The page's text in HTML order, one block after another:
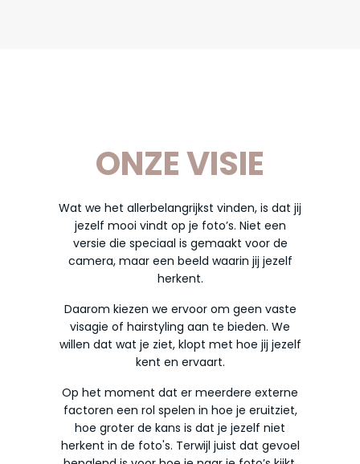
ONZE VISIE
Wat we het allerbelangrijkst vinden, is dat jij
jezelf mooi vindt op je foto’s. Niet een
versie die speciaal is gemaakt voor de
camera, maar een beeld waarin jij jezelf
herkent.
Daarom kiezen we ervoor om geen vaste
visagie of hairstyling aan te bieden. We
willen dat wat je ziet, klopt met hoe jij jezelf
kent en ervaart.
Op het moment dat er meerdere externe
factoren een rol spelen in hoe je eruitziet,
hoe groter de kans is dat je jezelf niet
herkent in de foto's. Terwijl juist dat gevoel